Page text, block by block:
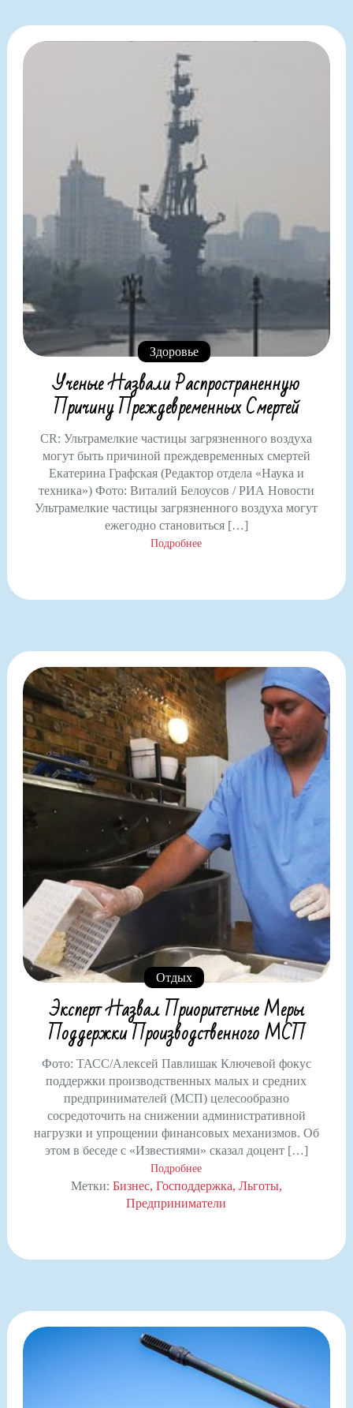
Здоровье
Ученые Назвали Распространенную
Причину Преждевременных Смертей
CR: Ультрамелкие частицы загрязненного воздуха
могут быть причиной преждевременных смертей
Екатерина Графская (Редактор отдела «Наука и
техника») Фото: Виталий Белоусов / РИА Новости
Ультрамелкие частицы загрязненного воздуха могут
ежегодно становиться […]
Подробнее
Отдых
Эксперт Назвал Приоритетные Меры
Поддержки Производственного МСП
Фото: ТАСС/Алексей Павлишак Ключевой фокус
поддержки производственных малых и средних
предпринимателей (МСП) целесообразно
сосредоточить на снижении административной
нагрузки и упрощении финансовых механизмов. Об
этом в беседе с «Известиями» сказал доцент […]
Подробнее
Метки: Бизнес Господдержка Льготы
Предприниматели